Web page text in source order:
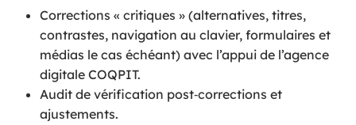
Corrections « critiques » (alternatives, titres,
contrastes, navigation au clavier, formulaires et
médias le cas échéant) avec l’appui de l’agence
digitale COQPIT.
Audit de vérification post‑corrections et
ajustements.